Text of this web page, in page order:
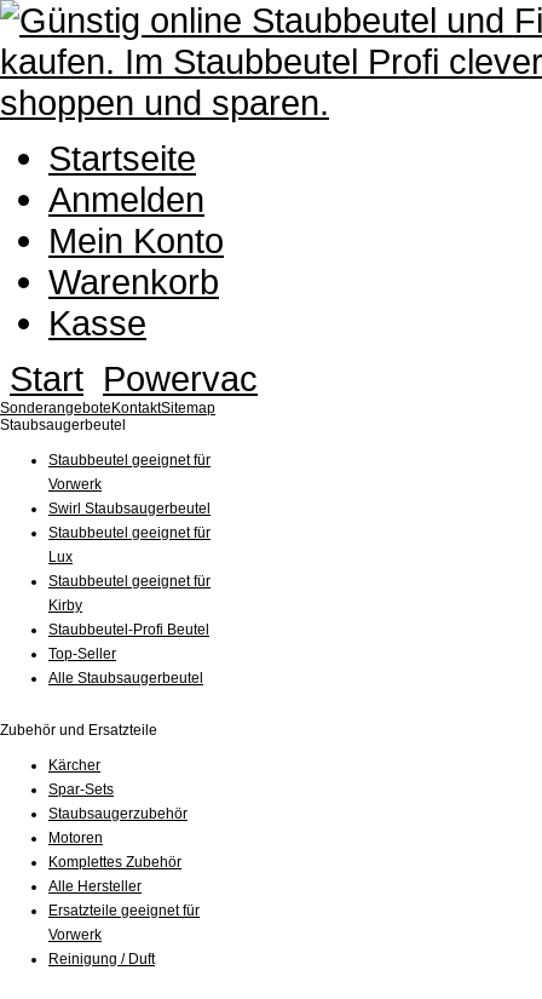
Startseite
Anmelden
Mein Konto
Warenkorb
Kasse
Start Powervac
Sonderangebote KontaktSitemap
Staubsaugerbeutel
Staubbeutel geeignet für
Vorwerk
Swirl Staubsaugerbeutel
Staubbeutel geeignet für
Lux
Staubbeutel geeignet für
Kirby
Staubbeutel-Profi Beutel
Top-Seller
Alle Staubsaugerbeutel
Zubehör und Ersatzteile
Kärcher
Spar-Sets
Staubsaugerzubehör
Motoren
Komplettes Zubehör
Alle Hersteller
Ersatzteile geeignet für
Vorwerk
Reinigung / Duft